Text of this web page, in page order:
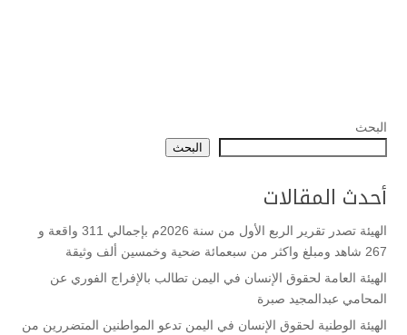
البحث
البحث
أحدث المقالات
الهيئة تصدر تقرير الربع الأول من سنة 2026م بإجمالي 311 واقعة و
267 شاهد ومبلغ واكثر من سبعمائة ضحية وخمسين ألف وثيقة
الهيئة العامة لحقوق الإنسان في اليمن تطالب بالإفراج الفوري عن
المحامي عبدالمجيد صبرة
الهيئة الوطنية لحقوق الإنسان في اليمن تدعو المواطنين المتضررين من